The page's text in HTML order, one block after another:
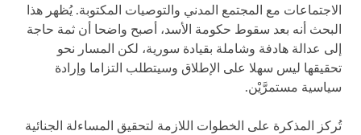
الاجتماعات مع المجتمع المدني والتوصيات المكتوبة. يُظهر هذا
البحث أنه بعد سقوط حكومة الأسد، أصبح واضحا أن ثمة حاجة
إلى عدالة هادفة وشاملة بقيادة سورية، لكن المسار نحو
تحقيقها ليس سهلا على الإطلاق وسيتطلب التزاما وإرادة
سياسية مستمرَّيْن.
تُركز المذكرة على الخطوات اللازمة لتحقيق المساءلة الجنائية